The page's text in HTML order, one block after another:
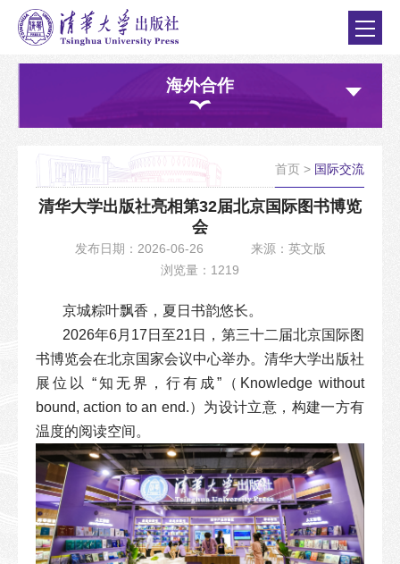
海外合作
首页 > 国际交流
清华大学出版社亮相第32届北京国际图书博览
会
发布日期：2026-06-26
来源：英文版
浏览量：1219
京城粽叶飘香，夏日书韵悠长。
2026年6月17日至21日，第三十二届北京国际图
书博览会在北京国家会议中心举办。清华大学出版社
展位以 “知无界，行有成”（Knowledge without
bound, action to an end.）为设计立意，构建一方有
温度的阅读空间。